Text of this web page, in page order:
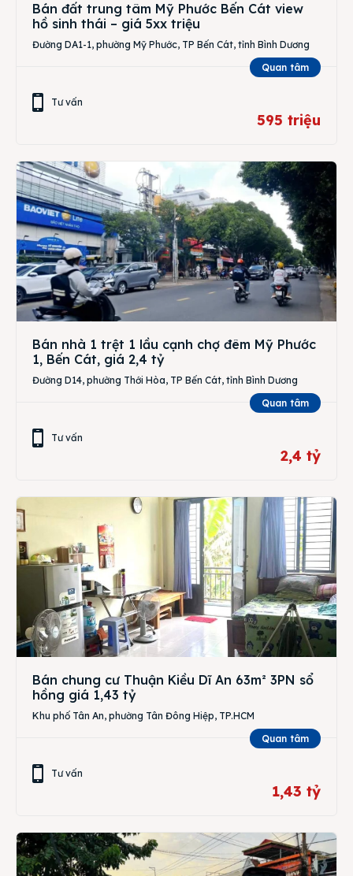
Bán đất trung tâm Mỹ Phước Bến Cát view
hồ sinh thái – giá 5xx triệu
Đường DA1-1, phường Mỹ Phước, TP Bến Cát, tỉnh Bình Dương
Quan tâm
Tư vấn
595 triệu
Bán nhà 1 trệt 1 lầu cạnh chợ đêm Mỹ Phước
1, Bến Cát, giá 2,4 tỷ
Đường D14, phường Thới Hòa, TP Bến Cát, tỉnh Bình Dương
Quan tâm
Tư vấn
2,4 tỷ
Bán chung cư Thuận Kiều Dĩ An 63m² 3PN sổ
hồng giá 1,43 tỷ
Khu phố Tân An, phường Tân Đông Hiệp, TP.HCM
Quan tâm
Tư vấn
1,43 tỷ